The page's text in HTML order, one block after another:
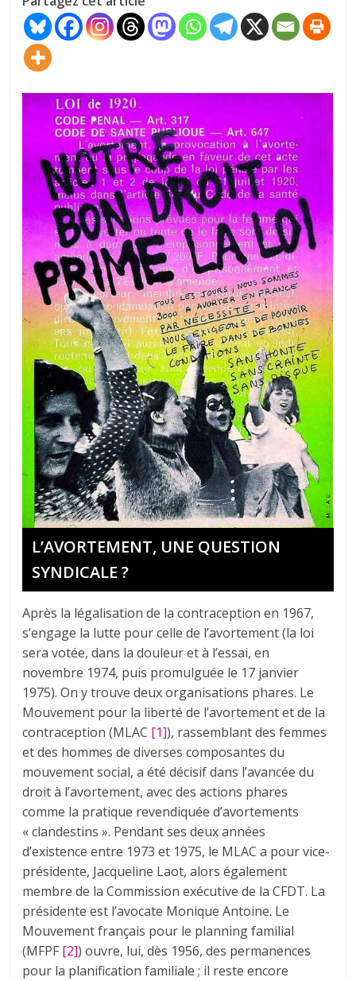
L’AVORTEMENT, UNE QUESTION
SYNDICALE ?
Après la légalisation de la contraception en 1967,
s’engage la lutte pour celle de l’avortement (la loi
sera votée, dans la douleur et à l’essai, en
novembre 1974, puis promulguée le 17 janvier
1975). On y trouve deux organisations phares. Le
Mouvement pour la liberté de l’avortement et de la
contraception (MLAC [1]), rassemblant des femmes
et des hommes de diverses composantes du
mouvement social, a été décisif dans l’avancée du
droit à l’avortement, avec des actions phares
comme la pratique revendiquée d’avortements
« clandestins ». Pendant ses deux années
d’existence entre 1973 et 1975, le MLAC a pour vice-
présidente, Jacqueline Laot, alors également
membre de la Commission exécutive de la CFDT. La
présidente est l’avocate Monique Antoine. Le
Mouvement français pour le planning familial
(MFPF [2]) ouvre, lui, dès 1956, des permanences
pour la planification familiale ; il reste encore